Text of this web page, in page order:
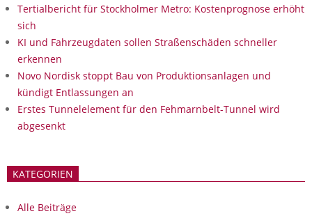
Tertialbericht für Stockholmer Metro: Kostenprognose erhöht
sich
KI und Fahrzeugdaten sollen Straßenschäden schneller
erkennen
Novo Nordisk stoppt Bau von Produktionsanlagen und
kündigt Entlassungen an
Erstes Tunnelelement für den Fehmarnbelt-Tunnel wird
abgesenkt
KATEGORIEN
Alle Beiträge